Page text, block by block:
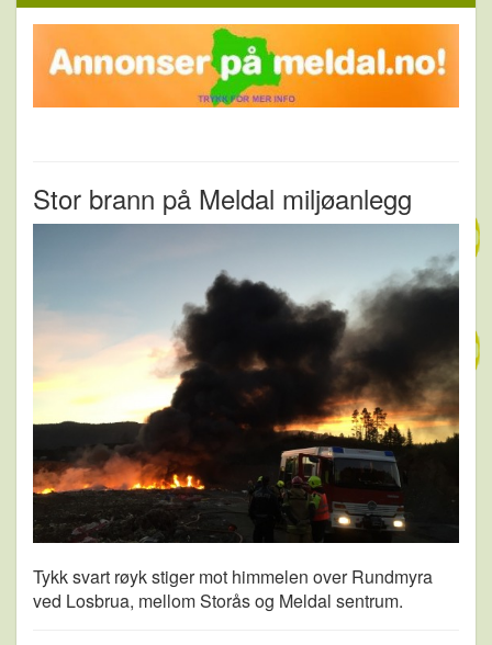
Stor brann på Meldal miljøanlegg
Tykk svart røyk stiger mot himmelen over Rundmyra
ved Losbrua, mellom Storås og Meldal sentrum.